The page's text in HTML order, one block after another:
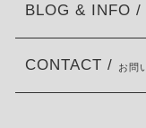
BLOG & INFO /
CONTACT / お問